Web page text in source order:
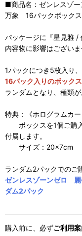
■商品名：ゼンレスゾ
万象 16パックボック
パッケージに『星見雅 /
内容物に影響はございま
1パックにつき5枚入り
16パック入りのボックス
ランダムとなり、種類
特典：《ホログラムカー
ボックスを1個ご購入
付属します。
サイズ：20×7cm
ランダム2パックでのご
ゼンレスゾーンゼロ
ダム2パック
購入前に、必ずご利用